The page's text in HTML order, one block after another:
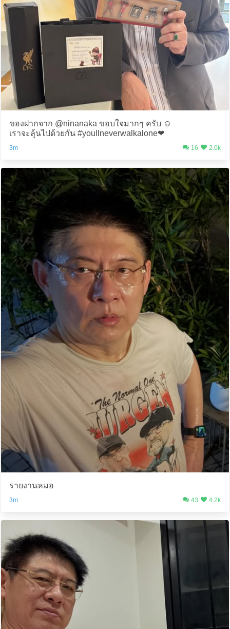
ของฝากจาก @ninanaka ขอบใจมากๆ ครับ ☺️
เราจะลุ้นไปด้วยกัน #youllneverwalkalone❤️
3m 16 2.0k
รายงานหมอ
3m 43 4.2k